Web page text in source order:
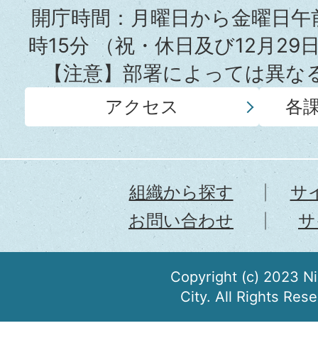
所
開庁時間：月曜日から金曜日
時15分（祝・休日及び12月29
【注意】部署によっては異
アクセス 各
組織から探す
サ
お問い合わせ
Copyright (c) 2023
City. All Rights